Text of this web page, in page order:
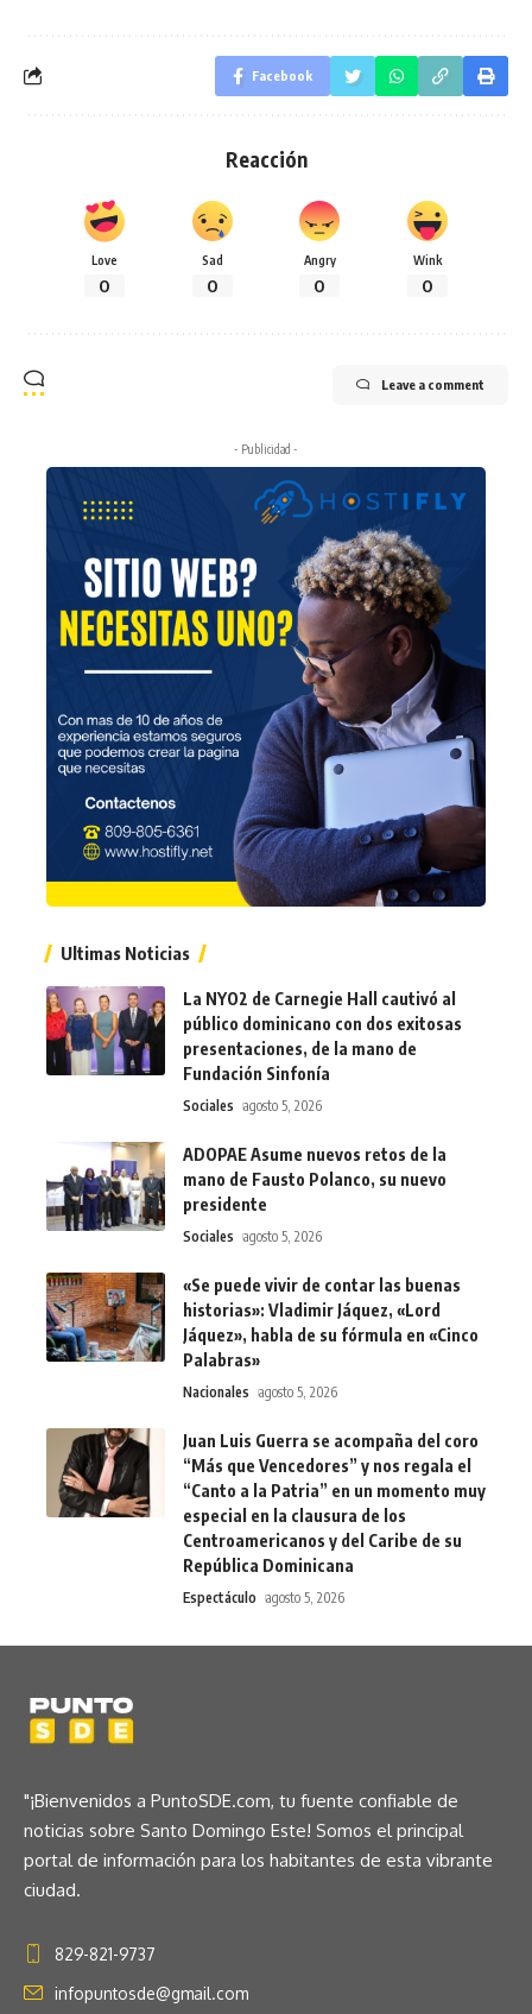
Facebook
Reacción
Love
0
Sad
0
Angry
0
Wink
0
Leave a comment
- Publicidad -
Ultimas Noticias
La NYO2 de Carnegie Hall cautivó al
público dominicano con dos exitosas
presentaciones, de la mano de
Fundación Sinfonía
Sociales agosto 5, 2026
ADOPAE Asume nuevos retos de la
mano de Fausto Polanco, su nuevo
presidente
Sociales agosto 5, 2026
«Se puede vivir de contar las buenas
historias»: Vladimir Jáquez, «Lord
Jáquez», habla de su fórmula en «Cinco
Palabras»
Nacionales agosto 5, 2026
Juan Luis Guerra se acompaña del coro
“Más que Vencedores” y nos regala el
“Canto a la Patria” en un momento muy
especial en la clausura de los
Centroamericanos y del Caribe de su
República Dominicana
Espectáculo agosto 5, 2026
"¡Bienvenidos a PuntoSDE.com, tu fuente confiable de
noticias sobre Santo Domingo Este! Somos el principal
portal de información para los habitantes de esta vibrante
ciudad.
829-821-9737
infopuntosde@gmail.com